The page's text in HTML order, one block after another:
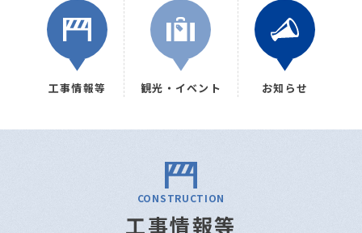
工事情報等 観光・イベント お知らせ
CONSTRUCTION
工事情報等